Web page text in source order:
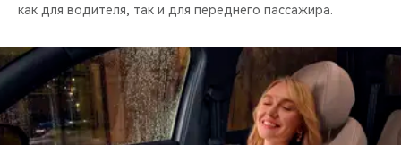
как для водителя, так и для переднего пассажира.